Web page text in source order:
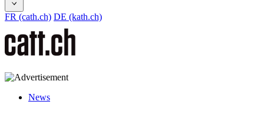
FR (cath.ch) DE (kath.ch)
News